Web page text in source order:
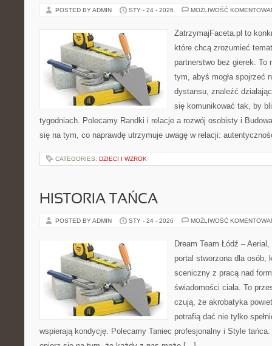
POSTED BY ADMIN STY - 24 - 2026 MOŻLIWOŚĆ
ZatrzymajFaceta.pl to
które chcą zrozumieć
partnerstwo bez gierek. To
tym, abyś mogła spojrzeć
dystansu, znaleźć
się komunikować tak, by
tygodniach. Polecamy Randki i relacje a rozwój osobisty i
się na tym, co naprawdę utrzymuje uwagę w relacji:
CATEGORIES: DZIECI I WZROK
HISTORIA TAŃCA
POSTED BY ADMIN STY - 24 - 2026 MOŻLIWOŚĆ
Dream Team Łódź –
portal stworzona dla osób,
sceniczny z pracą nad
świadomości ciała. To
czują, że akrobatyka
potrafią dać nie tylko
wspierają kondycję. Polecamy Taniec profesjonalny i Style